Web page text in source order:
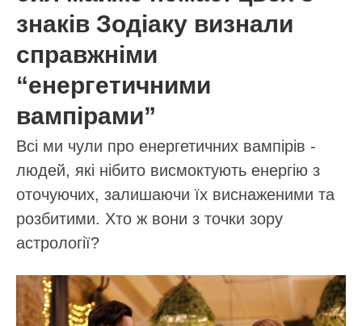
знаків Зодіаку визнали
справжніми
“енергетичними
вампірами”
Всі ми чули про енергетичних вампірів -
людей, які нібито висмоктують енергію з
оточуючих, залишаючи їх виснаженими та
розбитими. Хто ж вони з точки зору
астрології?